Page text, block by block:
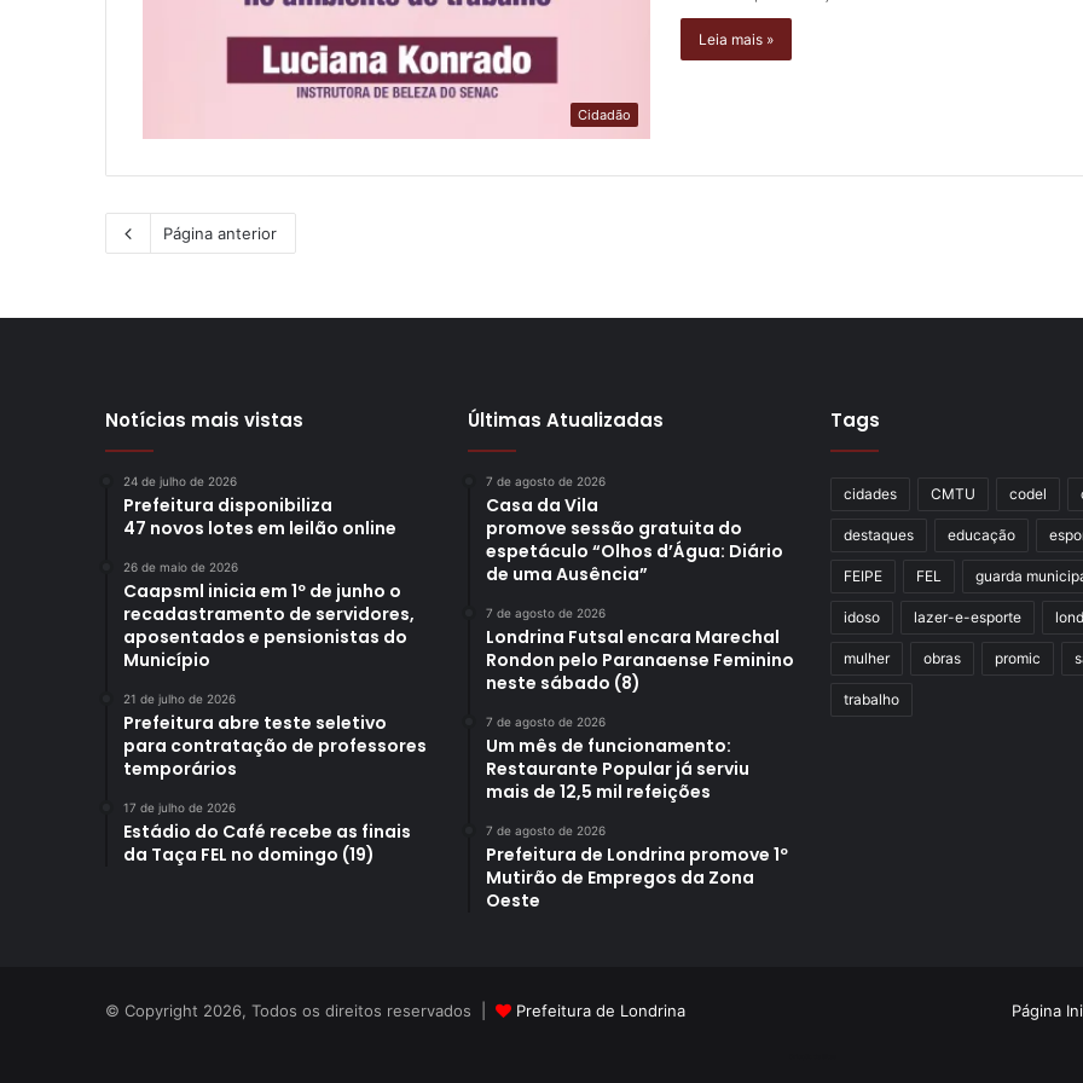
Cidadão
Leia mais »
Página anterior
Notícias mais vistas
24 de julho de 2026
Prefeitura disponibiliza
47 novos lotes em leilão online
26 de maio de 2026
Caapsml inicia em 1º de junho o
recadastramento de servidores,
aposentados e pensionistas do
Município
21 de julho de 2026
Prefeitura abre teste seletivo
para contratação de professores
temporários
17 de julho de 2026
Estádio do Café recebe as finais
da Taça FEL no domingo (19)
Últimas Atualizadas
7 de agosto de 2026
Casa da Vila
promove sessão gratuita do
espetáculo “Olhos d’Água: Diário
de uma Ausência”
7 de agosto de 2026
Londrina Futsal encara Marechal
Rondon pelo Paranaense Feminino
neste sábado (8)
7 de agosto de 2026
Um mês de funcionamento:
Restaurante Popular já serviu
mais de 12,5 mil refeições
7 de agosto de 2026
Prefeitura de Londrina promove 1º
Mutirão de Empregos da Zona
Oeste
Tags
cidades CMTU codel
destaques educação
FEIPE FEL guarda
idoso lazer-e-esporte
mulher obras promic
trabalho
© Copyright 2026, Todos os direitos reservados | Prefeitura de Londrina Página